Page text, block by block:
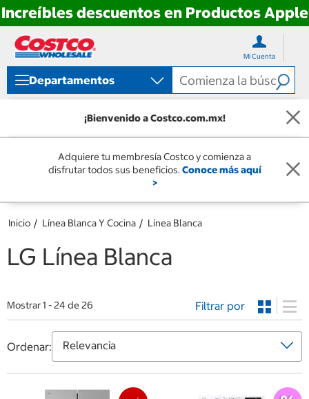
Increíbles descuentos en Productos Apple
directo
contenido
directo
menú
navegación
Mi Cuenta
Departamentos
¡Bienvenido a Costco.com.mx!
Adquiere tu membresía Costco y comienza a
disfrutar todos sus beneficios.Conoce más aquí
>
Inicio Línea Blanca Y Cocina Línea Blanca
LG Línea Blanca
Mostrar 1 - 24 de 26 Filtrar por
Ordenar: